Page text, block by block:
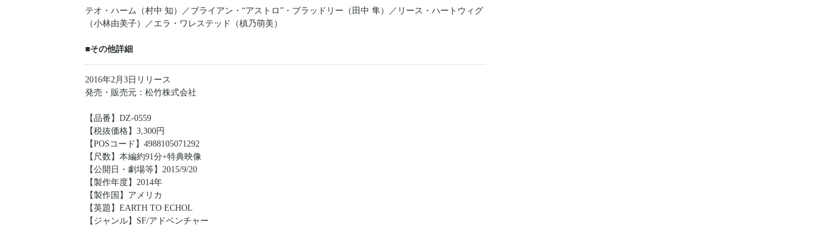
テオ・ハーム（村中 知）／ブライアン・“アストロ”・ブラッドリー（田中 隼）／リース・ハートウィグ
（小林由美子）／エラ・ワレステッド（槙乃萌美）
■その他詳細
2016年2月3日リリース
発売・販売元：松竹株式会社
【品番】DZ-0559
【税抜価格】3,300円
【POSコード】4988105071292
【尺数】本編約91分+特典映像
【公開日・劇場等】2015/9/20
【製作年度】2014年
【製作国】アメリカ
【英題】EARTH TO ECHOL
【ジャンル】SF/アドベンチャー